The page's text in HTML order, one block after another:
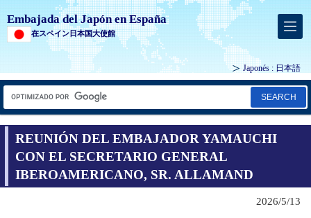
Embajada del Japón en España
在スペイン日本国大使館
Japonés : 日本語
SEARCH
REUNIÓN DEL EMBAJADOR YAMAUCHI
CON EL SECRETARIO GENERAL
IBEROAMERICANO, SR. ALLAMAND
2026/5/13